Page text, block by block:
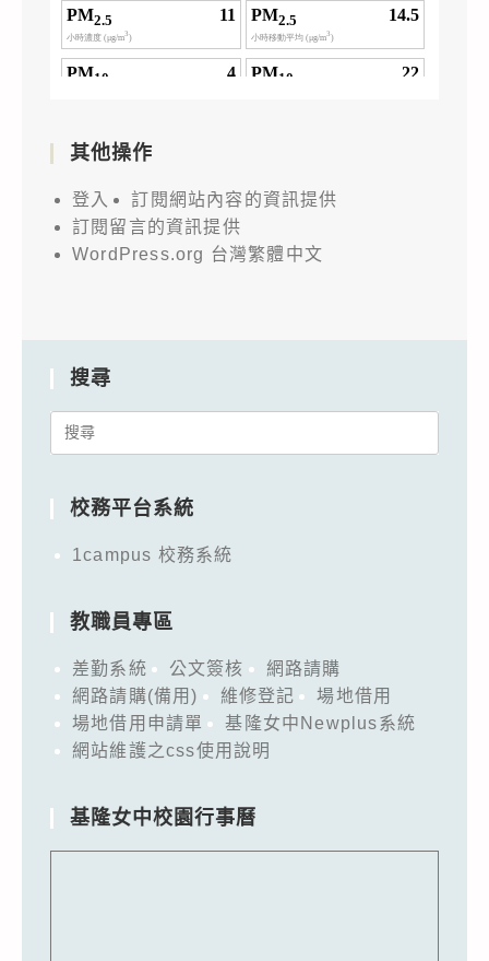
其他操作
登入
訂閱網站內容的資訊提供
訂閱留言的資訊提供
WordPress.org 台灣繁體中文
搜尋
Search
校務平台系統
1campus 校務系統
教職員專區
差勤系統 公文簽核
網路請購
網路請購(備用)
維修登記
場地借用
場地借用申請單
基隆女中Newplus系統
網站維護之css使用說明
基隆女中校園行事曆